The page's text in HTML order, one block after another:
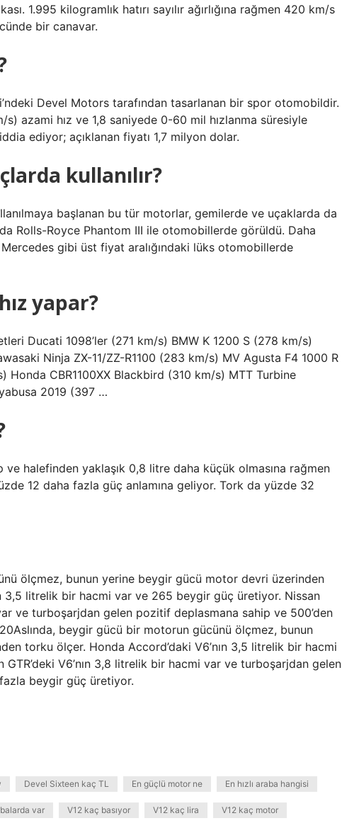
1.995 kilogramlık hatırı sayılır ağırlığına rağmen 420 km/s
bir canavar.
Devel Motors tarafından tasarlanan bir spor otomobildir.
azami hız ve 1,8 saniyede 0-60 mil hızlanma süresiyle
ediyor; açıklanan fiyatı 1,7 milyon dolar.
kullanılır?
başlanan bu tür motorlar, gemilerde ve uçaklarda da
Rolls-Royce Phantom III ile otomobillerde görüldü. Daha
gibi üst fiyat aralığındaki lüks otomobillerde
yapar?
Ducati 1098’ler (271 km/s) BMW K 1200 S (278 km/s)
Ninja ZX-11/ZZ-R1100 (283 km/s) MV Agusta F4 1000 R
Honda CBR1100XX Blackbird (310 km/s) MTT Turbine
2019 (397 …
halefinden yaklaşık 0,8 litre daha küçük olmasına rağmen
12 daha fazla güç anlamına geliyor. Tork da yüzde 32
ölçmez, bunun yerine beygir gücü motor devri üzerinden
3,5 litrelik bir hacmi var ve 265 beygir güç üretiyor. Nissan
ve turboşarjdan gelen pozitif deplasmana sahip ve 500’den
beygir gücü bir motorun gücünü ölçmez, bunun
torku ölçer. Honda Accord’daki V6’nın 3,5 litrelik bir hacmi
V6’nın 3,8 litrelik bir hacmi var ve turboşarjdan gelen
beygir güç üretiyor.
Devel Sixteen kaç TL En güçlü motor ne En hızlı araba hangisi
var V12 kaç basıyor V12 kaç lira V12 kaç motor